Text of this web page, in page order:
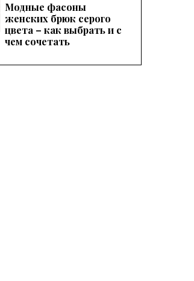
брюки, чтобы
выглядеть эффектно
Модные фасоны
женских брюк серого
цвета – как выбрать и с
чем сочетать